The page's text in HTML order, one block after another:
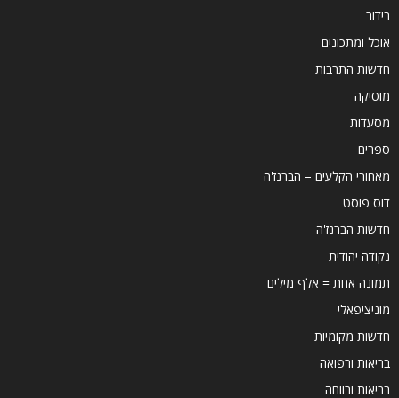
בידור
אוכל ומתכונים
חדשות התרבות
מוסיקה
מסעדות
ספרים
מאחורי הקלעים – הברנז'ה
דוס פוסט
חדשות הברנז'ה
נקודה יהודית
תמונה אחת = אלף מילים
מוניציפאלי
חדשות מקומיות
בריאות ורפואה
בריאות ורווחה